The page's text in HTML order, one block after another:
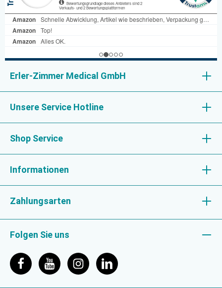
Erler-Zimmer Medical GmbH
Unsere Service Hotline
Shop Service
Informationen
Zahlungsarten
Folgen Sie uns